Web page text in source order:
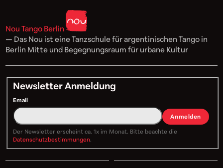
Nou Tango Berlin
— Das Nou ist eine Tanzschule für argentinischen Tango in
Berlin Mitte und Begegnungsraum für urbane Kultur
Newsletter Anmeldung
Email
Anmelden
Der Newsletter erscheint ca. 1x im Monat. Bitte beachte die
Datenschutzbestimmungen.